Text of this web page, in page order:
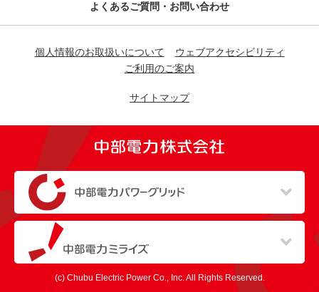
よくあるご質問・お問い合わせ
個人情報のお取扱いについて
ウェブアクセシビリティ
ご利用のご案内
サイトマップ
（新しいウィンドウを開きます）
（新しいウィンドウを開きます）
(c) Chubu Electric Power Co., Inc. All Rights Reserved.